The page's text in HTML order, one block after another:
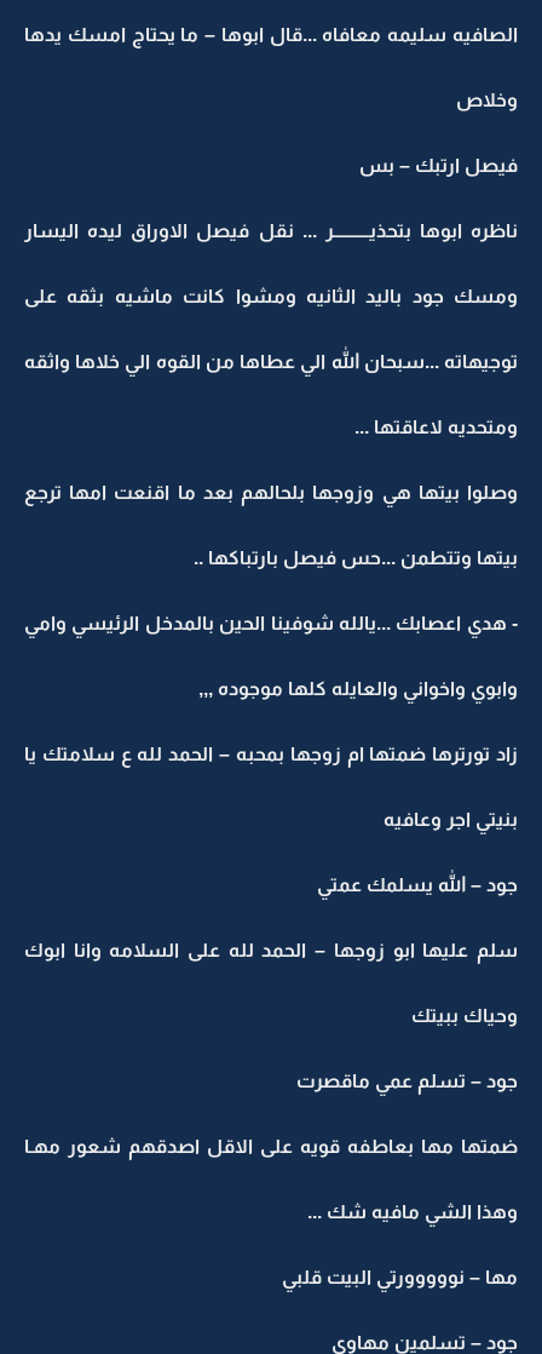
الصافيه سليمه معافاه ...قال ابوها – ما يحتاج امسك يدها
وخلاص
فيصل ارتبك – بس
ناظره ابوها بتحذيــــــــــر ... نقل فيصل الاوراق ليده اليسار
ومسك جود باليد الثانيه ومشوا كانت ماشيه بثقه على
توجيهاته ...سبحان الله الي عطاها من القوه الي خلاها واثقه
ومتحديه لاعاقتها ...
وصلوا بيتها هي وزوجها بلحالهم بعد ما اقنعت امها ترجع
بيتها وتتطمن ...حس فيصل بارتباكها ..
- هدي اعصابك ...يالله شوفينا الحين بالمدخل الرئيسي وامي
وابوي واخواني والعايله كلها موجوده ,,,
زاد تورترها ضمتها ام زوجها بمحبه – الحمد لله ع سلامتك يا
بنيتي اجر وعافيه
جود – الله يسلمك عمتي
سلم عليها ابو زوجها – الحمد لله على السلامه وانا ابوك
وحياك ببيتك
جود – تسلم عمي ماقصرت
ضمتها مها بعاطفه قويه على الاقل اصدقهم شعور مهـا
وهذا الشي مافيه شك ...
مها – نووووورتي البيت قلبي
جود – تسلمين مهاوي